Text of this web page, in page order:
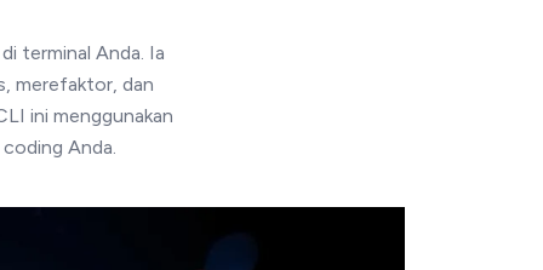
terminal Anda. Ia
merefaktor, dan
ini menggunakan
Anda.